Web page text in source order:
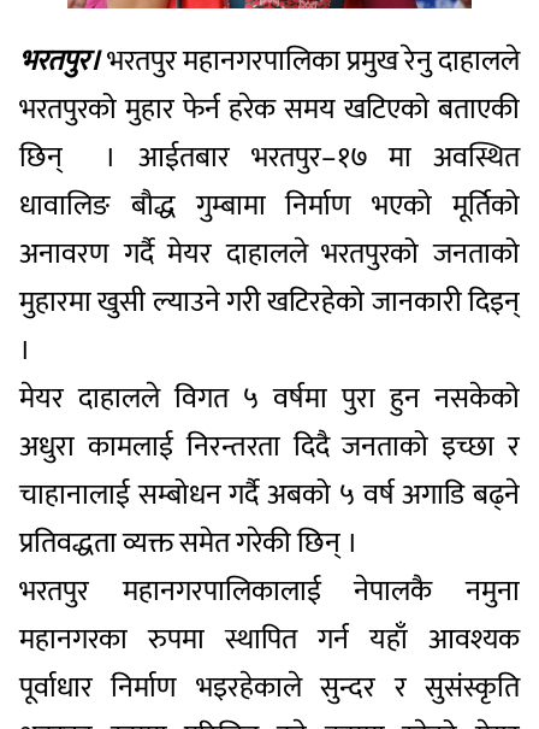
भरतपुर।भरतपुर महानगरपालिका प्रमुख रेनु दाहालले
भरतपुरको मुहार फेर्न हरेक समय खटिएको बताएकी
छिन् । आईतबार भरतपुर–१७ मा अवस्थित
धावालिङ बौद्ध गुम्बामा निर्माण भएको मूर्तिको
अनावरण गर्दै मेयर दाहालले भरतपुरको जनताको
मुहारमा खुसी ल्याउने गरी खटिरहेको जानकारी दिइन्
।
मेयर दाहालले विगत ५ वर्षमा पुरा हुन नसकेको
अधुरा कामलाई निरन्तरता दिदै जनताको इच्छा र
चाहानालाई सम्बोधन गर्दै अबको ५ वर्ष अगाडि बढ्ने
प्रतिवद्धता व्यक्त समेत गरेकी छिन् ।
भरतपुर महानगरपालिकालाई नेपालकै नमुना
महानगरका रुपमा स्थापित गर्न यहाँ आवश्यक
पूर्वाधार निर्माण भइरहेकाले सुन्दर र सुसंस्कृति